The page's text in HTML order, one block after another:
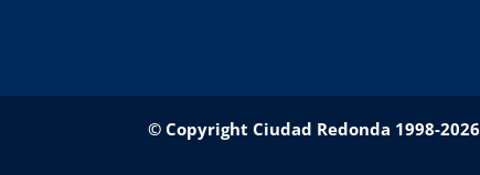
© Copyright Ciudad Redonda 1998-2026